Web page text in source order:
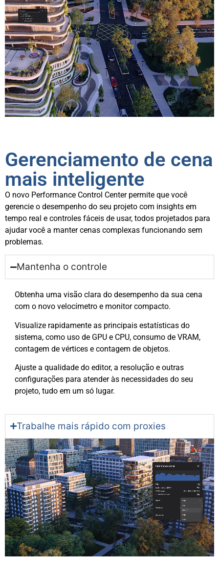
Gerenciamento de cena
mais inteligente
O novo Performance Control Center permite que você
gerencie o desempenho do seu projeto com insights em
tempo real e controles fáceis de usar, todos projetados para
ajudar você a manter cenas complexas funcionando sem
problemas.
Mantenha o controle
Obtenha uma visão clara do desempenho da sua cena
com o novo velocímetro e monitor compacto.
Visualize rapidamente as principais estatísticas do
sistema, como uso de GPU e CPU, consumo de VRAM,
contagem de vértices e contagem de objetos.
Ajuste a qualidade do editor, a resolução e outras
configurações para atender às necessidades do seu
projeto, tudo em um só lugar.
Trabalhe mais rápido com proxies